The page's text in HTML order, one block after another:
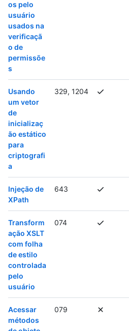
os pelo
usuário
usados na
verificaçã
o de
permissõe
s
Usando
um vetor
de
inicializaç
ão estático
para
criptografi
a
329, 1204
Injeção de
XPath
643
Transform
ação XSLT
com folha
de estilo
controlada
pelo
usuário
074
Acessar
métodos
079